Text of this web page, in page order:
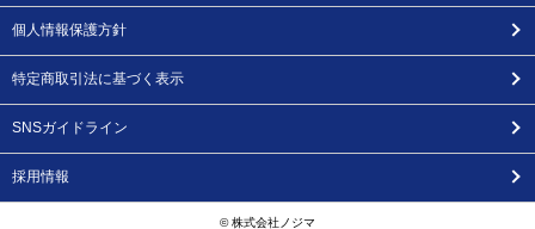
個人情報保護方針
特定商取引法に基づく表示
SNSガイドライン
採用情報
© 株式会社ノジマ